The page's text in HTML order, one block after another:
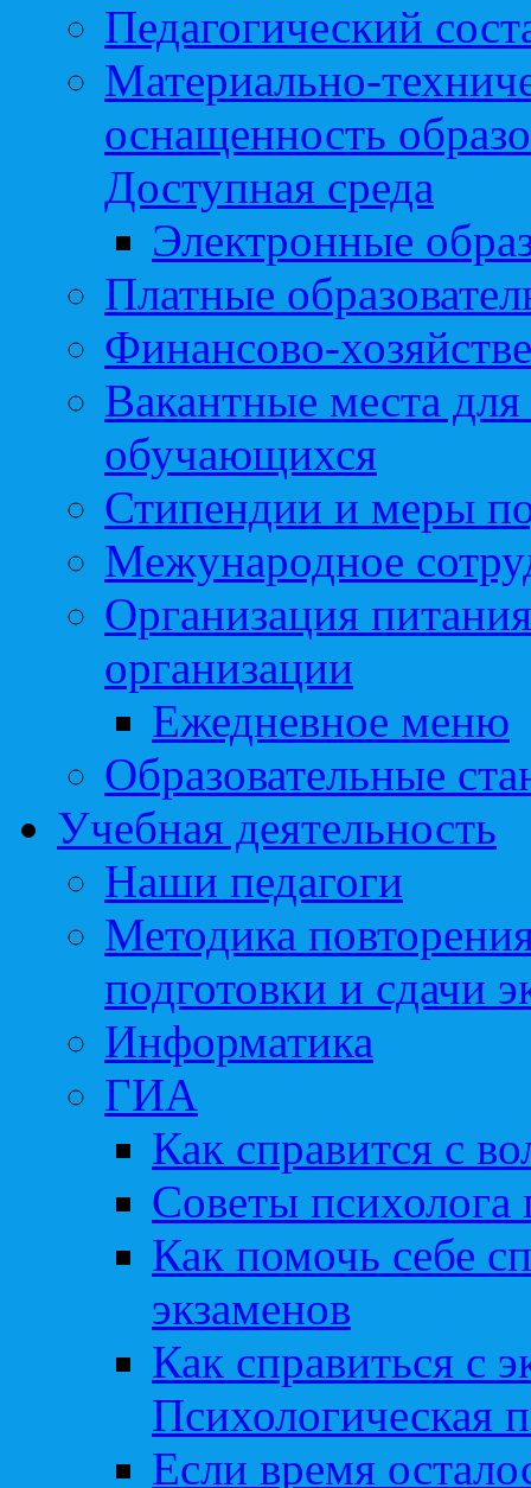
Педагогический
Материально-
оснащенность
Доступная среда
Электронные
Платные
Финансово-
Вакантные места
обучающихся
Стипендии и меры
Межународное
Организация
организации
Ежедневное меню
Образовательные
Учебная деятельность
Наши педагоги
Методика
подготовки и сдачи
Информатика
ГИА
Как справится с
Советы
Как помочь себе
экзаменов
Как справиться с
Психологическая
Если время